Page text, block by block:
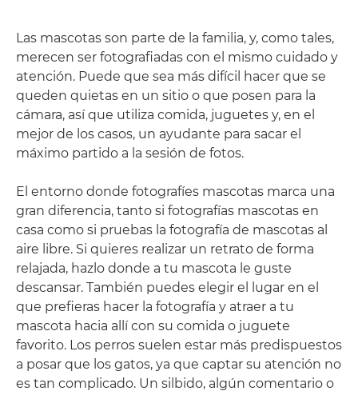
Las mascotas son parte de la familia, y, como tales,
merecen ser fotografiadas con el mismo cuidado y
atención. Puede que sea más difícil hacer que se
queden quietas en un sitio o que posen para la
cámara, así que utiliza comida, juguetes y, en el
mejor de los casos, un ayudante para sacar el
máximo partido a la sesión de fotos.
El entorno donde fotografíes mascotas marca una
gran diferencia, tanto si fotografías mascotas en
casa como si pruebas la fotografía de mascotas al
aire libre. Si quieres realizar un retrato de forma
relajada, hazlo donde a tu mascota le guste
descansar. También puedes elegir el lugar en el
que prefieras hacer la fotografía y atraer a tu
mascota hacia allí con su comida o juguete
favorito. Los perros suelen estar más predispuestos
a posar que los gatos, ya que captar su atención no
es tan complicado. Un silbido, algún comentario o